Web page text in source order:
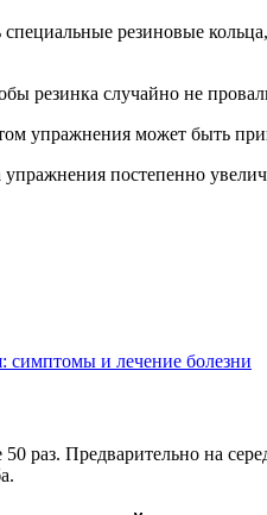
резиновые
резинка случайно не
упражнения может быть
постепенно
симптомы и лечение болезни
раз. Предварительно на